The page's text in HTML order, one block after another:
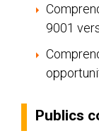
9001
Publics